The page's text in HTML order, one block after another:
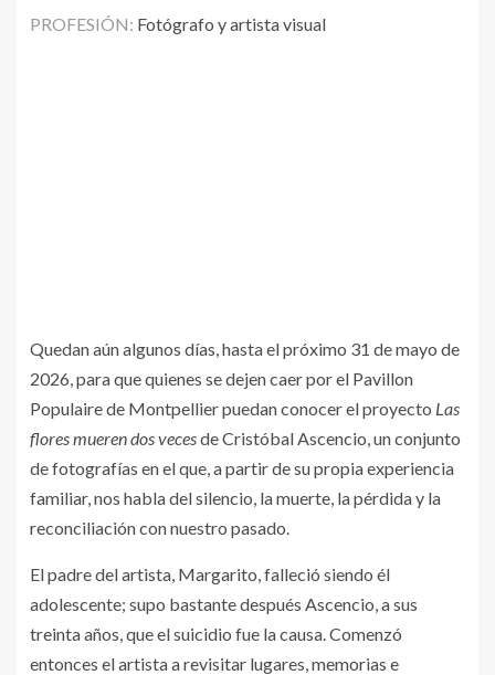
PROFESIÓN: Fotógrafo y artista visual
Quedan aún algunos días, hasta el próximo 31 de mayo de
2026, para que quienes se dejen caer por el Pavillon
Populaire de Montpellier puedan conocer el proyecto Las
flores mueren dos vecesde Cristóbal Ascencio, un conjunto
de fotografías en el que, a partir de su propia experiencia
familiar, nos habla del silencio, la muerte, la pérdida y la
reconciliación con nuestro pasado.
El padre del artista, Margarito, falleció siendo él
adolescente; supo bastante después Ascencio, a sus
treinta años, que el suicidio fue la causa. Comenzó
entonces el artista a revisitar lugares, memorias e